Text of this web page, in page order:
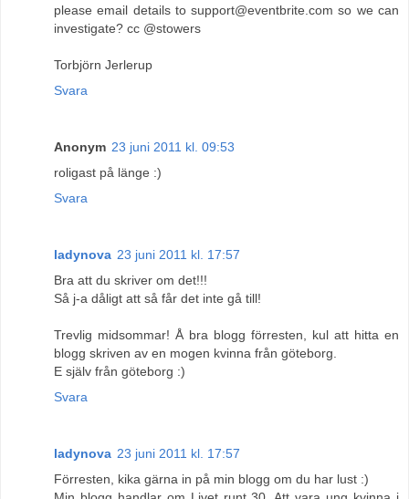
please email details to support@eventbrite.com so we can
investigate? cc @stowers
Torbjörn Jerlerup
Svara
Anonym 23 juni 2011 kl. 09:53
roligast på länge :)
Svara
ladynova 23 juni 2011 kl. 17:57
Bra att du skriver om det!!!
Så j-a dåligt att så får det inte gå till!
Trevlig midsommar! Å bra blogg förresten, kul att hitta en
blogg skriven av en mogen kvinna från göteborg.
E själv från göteborg :)
Svara
ladynova 23 juni 2011 kl. 17:57
Förresten, kika gärna in på min blogg om du har lust :)